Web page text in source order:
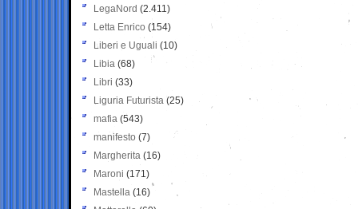
LegaNord (2.411)
Letta Enrico (154)
Liberi e Uguali (10)
Libia (68)
Libri (33)
Liguria Futurista (25)
mafia (543)
manifesto (7)
Margherita (16)
Maroni (171)
Mastella (16)